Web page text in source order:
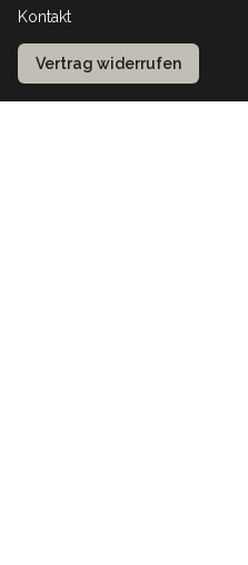
Kontakt
Vertrag widerrufen